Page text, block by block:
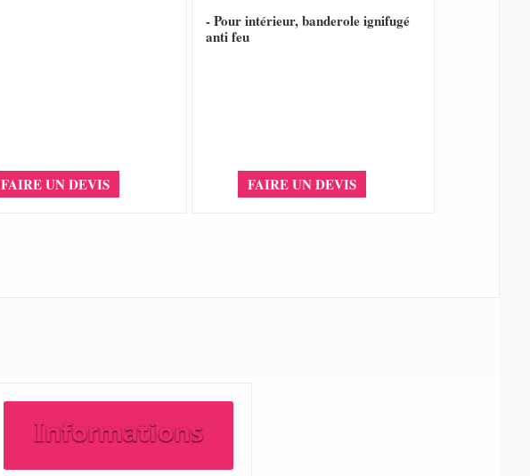
FAIRE UN DEVIS
- Pour intérieur, banderole ignifugé
anti feu
FAIRE UN DEVIS
Informations